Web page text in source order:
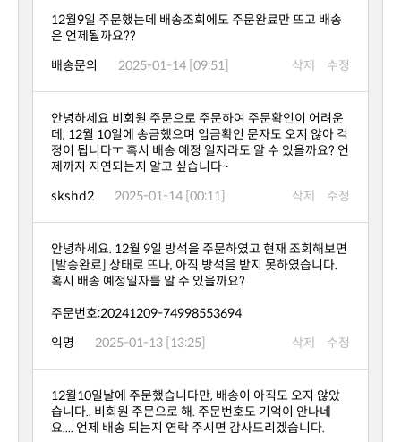
은 언제될까요??
배송문의
2025-01-14 [09:51] 삭제 수정
제까지 지연되는지 알고 싶습니다~
skshd2
2025-01-14 [00:11] 삭제 수정
혹시 배송 예정일자를 알 수 있을까요?
주문번호:20241209-74998553694
익명
2025-01-13 [13:25] 삭제 수정
요.... 언제 배송 되는지 연락 주시면 감사드리겠습니다.